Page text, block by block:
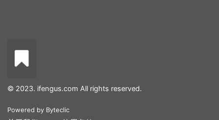
© 2023. ifengus.com All rights reserved.
Powered by Byteclic